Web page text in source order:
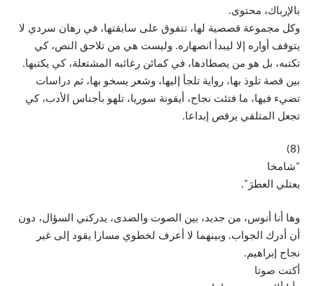
بالإرباك، محتوى.
وكل مجموعة قصصية لها، تتفوق على سابقتها، في رهان سردي لا
يتوقف أواره إلا ليبدأ انصهاره. وليست هي من تلاحق النص، كي
تكتبه، بل هو من يصطادها، في كمائن رغائبه المشتعلة، كي يكتبها.
بين قصة تلوذ بها، رواية تلجأ إليها، وشعر يسخو بها، ثم دراسات
تضيء فيها، ما فتئت نجاح، أيقونة سوريا، تلهو بأجناس الأدب، كي
تجعل المتلقي يرقص إبداعا.
(8)
“شامخا
يعتلي العطرَ”.
وها أنا أنوس، من جديد، بين الصوت والصدى، يدركني السؤال، دون
أن أدرك الجواب. وبينهما لا أعرف لخطوي مسارا يقود إلى غير
نجاح إبراهيم.
أكنت صوتا